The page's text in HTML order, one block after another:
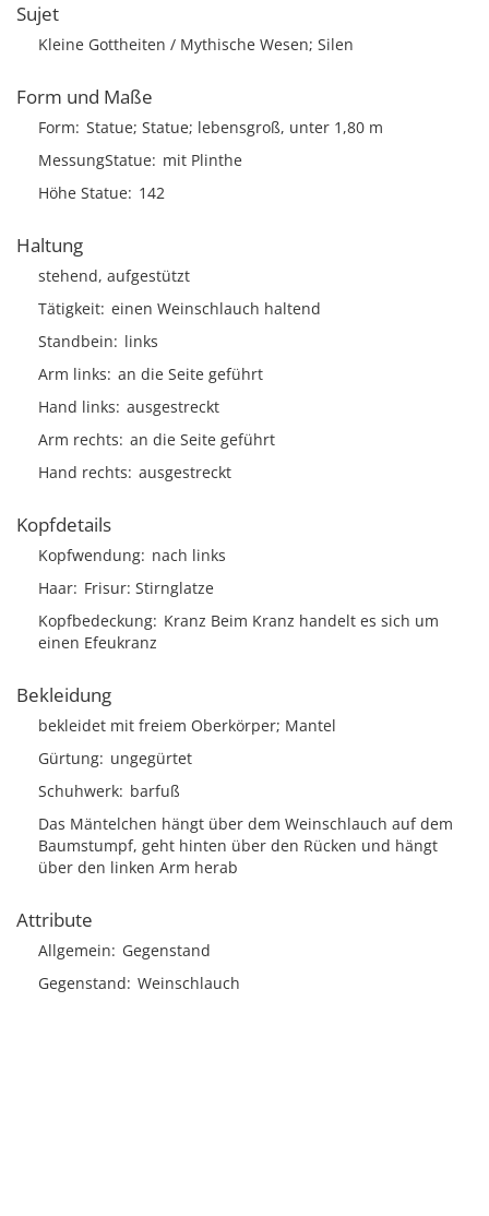
Sujet
Kleine Gottheiten / Mythische Wesen; Silen
Form und Maße
Form Statue; Statue; lebensgroß, unter 1,80 m
MessungStatue mit Plinthe
Höhe Statue 142
Haltung
stehend, aufgestützt
Tätigkeit einen Weinschlauch haltend
Standbein
links
Arm links an die Seite geführt
Hand links ausgestreckt
Arm rechts an die Seite geführt
Hand rechts ausgestreckt
Kopfdetails
Kopfwendung nach links
Haar Frisur Stirnglatze
Kopfbedeckung Kranz Beim Kranz handelt es sich um
einen Efeukranz
Bekleidung
bekleidet mit freiem Oberkörper; Mantel
Gürtung ungegürtet
Schuhwerk barfuß
Das Mäntelchen hängt über dem Weinschlauch auf dem
Baumstumpf, geht hinten über den Rücken und hängt
über den linken Arm herab
Attribute
Allgemein
Gegenstand
Gegenstand Weinschlauch